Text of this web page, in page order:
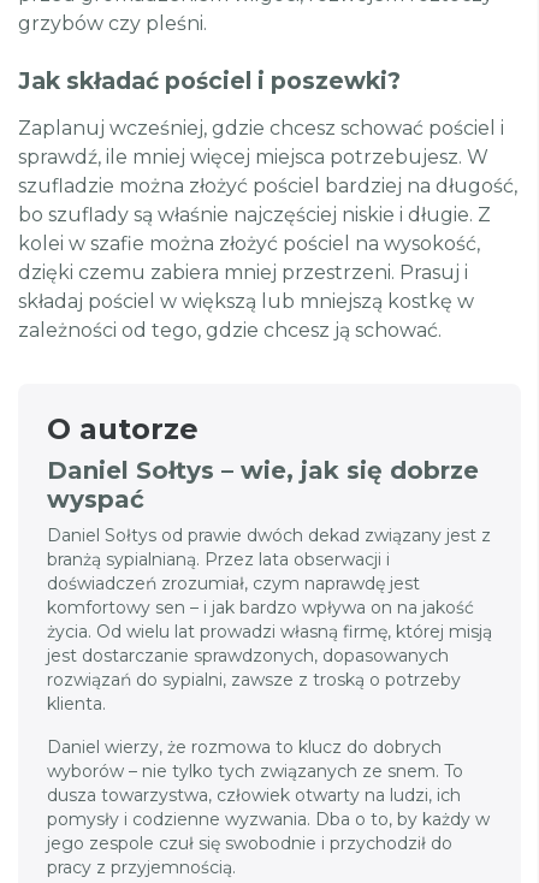
grzybów czy pleśni.
Jak składać pościel i poszewki?
Zaplanuj wcześniej, gdzie chcesz schować pościel i
sprawdź, ile mniej więcej miejsca potrzebujesz. W
szufladzie można złożyć pościel bardziej na długość,
bo szuflady są właśnie najczęściej niskie i długie. Z
kolei w szafie można złożyć pościel na wysokość,
dzięki czemu zabiera mniej przestrzeni. Prasuj i
składaj pościel w większą lub mniejszą kostkę w
zależności od tego, gdzie chcesz ją schować.
O autorze
Daniel Sołtys – wie, jak się dobrze
wyspać
Daniel Sołtys od prawie dwóch dekad związany jest z
branżą sypialnianą. Przez lata obserwacji i
doświadczeń zrozumiał, czym naprawdę jest
komfortowy sen – i jak bardzo wpływa on na jakość
życia. Od wielu lat prowadzi własną firmę, której misją
jest dostarczanie sprawdzonych, dopasowanych
rozwiązań do sypialni, zawsze z troską o potrzeby
klienta.
Daniel wierzy, że rozmowa to klucz do dobrych
wyborów – nie tylko tych związanych ze snem. To
dusza towarzystwa, człowiek otwarty na ludzi, ich
pomysły i codzienne wyzwania. Dba o to, by każdy w
jego zespole czuł się swobodnie i przychodził do
pracy z przyjemnością.